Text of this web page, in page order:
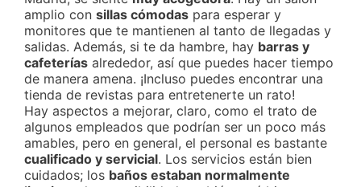
amplio con sillas cómodas para esperar y
monitores que te mantienen al tanto de llegadas y
salidas. Además, si te da hambre, hay barras y
cafeterías alrededor, así que puedes hacer tiempo
de manera amena. ¡Incluso puedes encontrar una
tienda de revistas para entretenerte un rato!
Hay aspectos a mejorar, claro, como el trato de
algunos empleados que podrían ser un poco más
amables, pero en general, el personal es bastante
cualificado y servicial. Los servicios están bien
cuidados; los baños estaban normalmente